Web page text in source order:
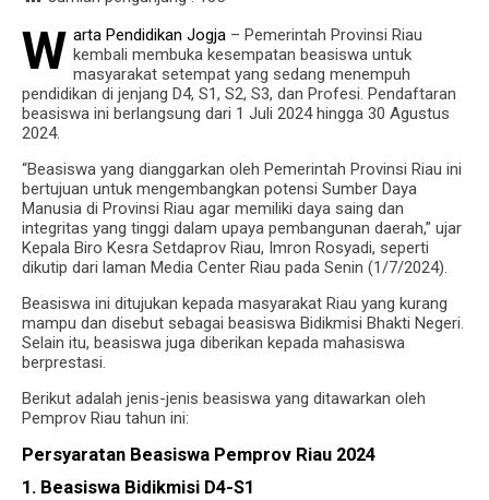
W arta Pendidikan Jogja – Pemerintah Provinsi Riau
kembali membuka kesempatan beasiswa untuk
masyarakat setempat yang sedang menempuh
pendidikan di jenjang D4, S1, S2, S3, dan Profesi. Pendaftaran
beasiswa ini berlangsung dari 1 Juli 2024 hingga 30 Agustus
2024.
“Beasiswa yang dianggarkan oleh Pemerintah Provinsi Riau ini
bertujuan untuk mengembangkan potensi Sumber Daya
Manusia di Provinsi Riau agar memiliki daya saing dan
integritas yang tinggi dalam upaya pembangunan daerah,” ujar
Kepala Biro Kesra Setdaprov Riau, Imron Rosyadi, seperti
dikutip dari laman Media Center Riau pada Senin (1/7/2024).
Beasiswa ini ditujukan kepada masyarakat Riau yang kurang
mampu dan disebut sebagai beasiswa Bidikmisi Bhakti Negeri.
Selain itu, beasiswa juga diberikan kepada mahasiswa
berprestasi.
Berikut adalah jenis-jenis beasiswa yang ditawarkan oleh
Pemprov Riau tahun ini:
Persyaratan Beasiswa Pemprov Riau 2024
1. Beasiswa Bidikmisi D4-S1